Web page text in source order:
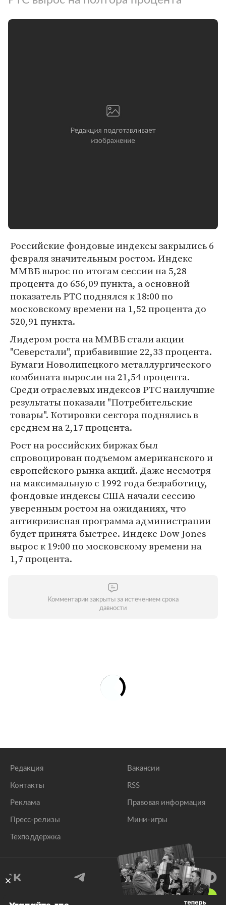
Российские фондовые индексы закрылись 6
февраля значительным ростом. Индекс
ММВБ вырос по итогам сессии на 5,28
процента до 656,09 пункта, а основной
показатель РТС поднялся к 18:00 по
московскому времени на 1,52 процента до
520,91 пункта.
Лидером роста на ММВБ стали акции
"Северстали", прибавившие 22,33 процента.
Бумаги Новолипецкого металлургического
комбината выросли на 21,54 процента.
Среди отраслевых индексов РТС наилучшие
результаты показали "Потребительские
товары". Котировки сектора поднялись в
среднем на 2,17 процента.
Рост на российских биржах был
спровоцирован подъемом американского и
европейского рынка акций. Даже несмотря
на максимальную с 1992 года безработицу,
фондовые индексы США начали сессию
уверенным ростом на ожиданиях, что
антикризисная программа администрации
будет принята быстрее. Индекс Dow Jones
вырос к 19:00 по московскому времени на
1,7 процента.
Комментарии закрыты за истечением срока
давности
Редакция
Контакты
Реклама
Пресс-релизы
Техподдержка
Вакансии
RSS
Правовая информация
Мини-игры